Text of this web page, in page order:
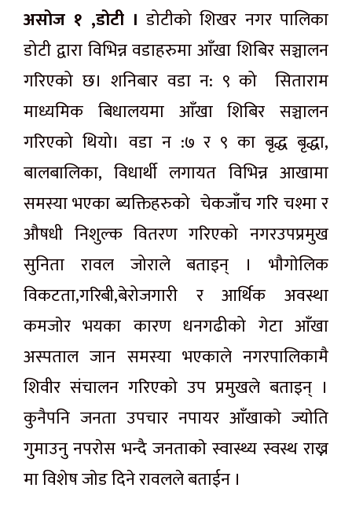
असोज १ ,डोटी । डोटीको शिखर नगर पालिका
डोटी द्वारा विभिन्न वडाहरुमा आँखा शिबिर सञ्चालन
गरिएको छ। शनिबार वडा न: ९ को सिताराम
माध्यमिक बिधालयमा आँखा शिबिर सञ्चालन
गरिएको थियो। वडा न :७ र ९ का बृद्ध बृद्धा,
बालबालिका, विधार्थी लगायत विभिन्न आखामा
समस्या भएका ब्यक्तिहरुको चेकजाँच गरि चश्मा र
औषधी निशुल्क वितरण गरिएको नगरउपप्रमुख
सुनिता रावल जोराले बताइन् । भाैगाेलिक
विकटता,गरिबी,बेरोजगारी र आर्थिक अवस्था
कमजाेर भयका कारण धनगढीको गेटा आँखा
अस्पताल जान समस्या भएकाले नगरपालिकामै
शिवीर संचालन गरिएको उप प्रमुखले बताइन् ।
कुनैपनि जनता उपचार नपायर आँखाकाे ज्याेति
गुमाउनु नपराेस भन्दै जनताकाे स्वास्थ्य स्वस्थ राख्न
मा विशेष जाेड दिने रावलले बताईन ।